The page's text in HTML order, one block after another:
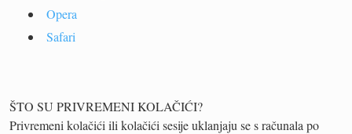
Opera
Safari
ŠTO SU PRIVREMENI KOLAČIĆI?
Privremeni kolačići ili kolačići sesije uklanjaju se s računala po